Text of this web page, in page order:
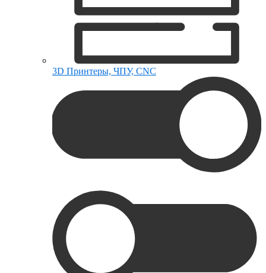
3D Принтеры, ЧПУ, CNC